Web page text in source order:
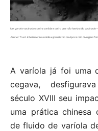
Um garoto vacinado contra varíola e outro que não havia sido vacinado
Jenner Trust. Infelizmente a midia e jornalismo da época não divulgam
A varíola já foi uma
cegava,
século XVIII seu
uma prática chinesa
de fluido de varíola